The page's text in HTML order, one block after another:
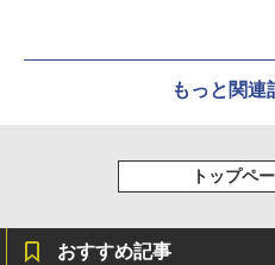
もっと関連
トップペ
おすすめ記事